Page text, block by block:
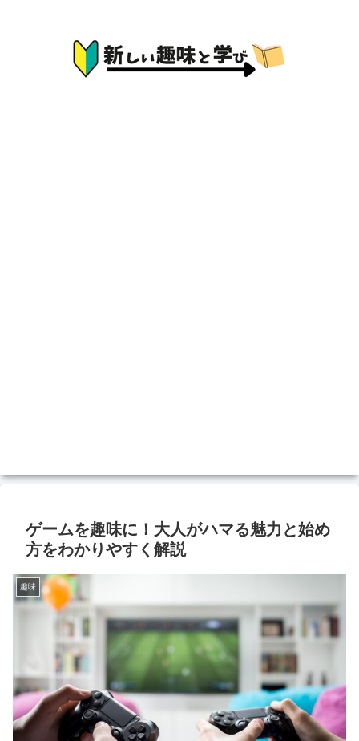
ゲームを趣味に！大人がハマる魅力と始め
方をわかりやすく解説
趣味